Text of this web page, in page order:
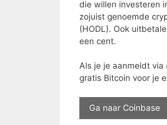
die willen investeren
zojuist genoemde
(HODL). Ook
een cent.
Als je je aanmeldt via
gratis Bitcoin voor je
Ga naar Coinbase